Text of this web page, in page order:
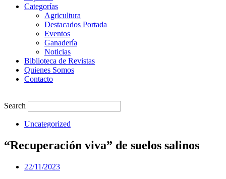
Categorías
Agricultura
Destacados Portada
Eventos
Ganadería
Noticias
Biblioteca de Revistas
Quienes Somos
Contacto
Search
Uncategorized
“Recuperación viva” de suelos salinos
22/11/2023